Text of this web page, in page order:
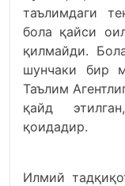
таълимдаги
бола қайси
қилмайди.
шунчаки бир
Таълим
қайд
қоидадир.
Илмий